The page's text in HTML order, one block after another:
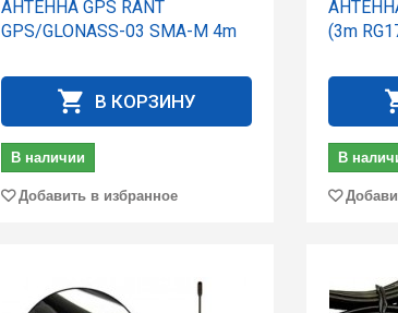
АНТЕННА GPS RANT
GPS/GLONASS-03 SMA-M 4m
В КОРЗИНУ
В наличии
Добавить в избранное
(3m
В